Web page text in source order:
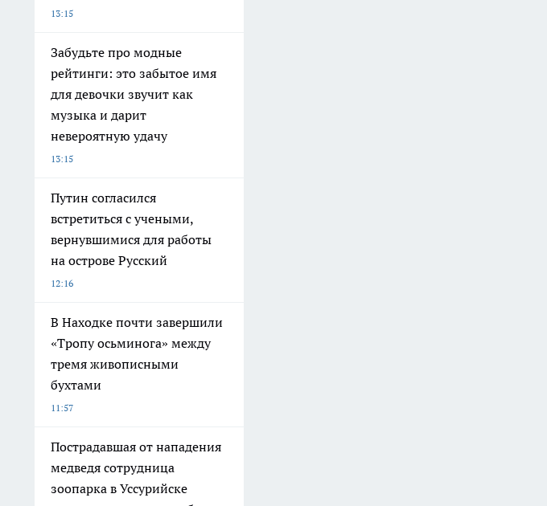
13:15
Забудьте про модные
рейтинги: это забытое имя
для девочки звучит как
музыка и дарит
невероятную удачу
13:15
Путин согласился
встретиться с учеными,
вернувшимися для работы
на острове Русский
12:16
В Находке почти завершили
«Тропу осьминога» между
тремя живописными
бухтами
11:57
Пострадавшая от нападения
медведя сотрудница
зоопарка в Уссурийске